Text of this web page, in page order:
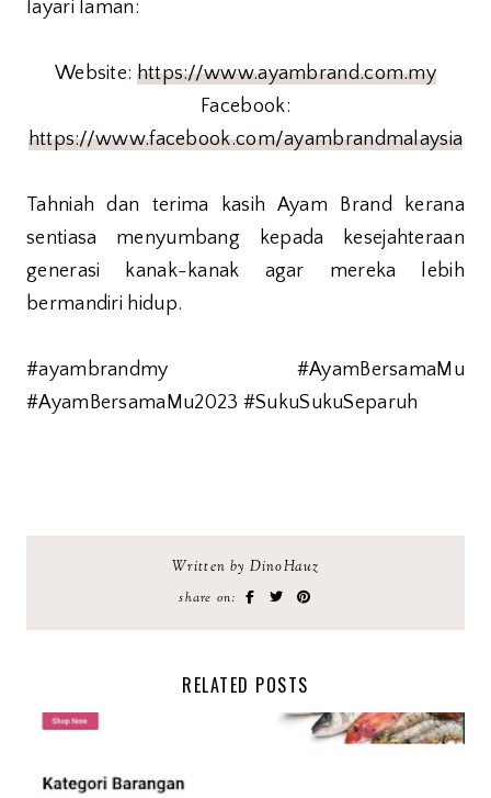
layari laman:
Website: https://www.ayambrand.com.my
Facebook:
https://www.facebook.com/ayambrandmalaysia
Tahniah dan terima kasih Ayam Brand kerana
sentiasa menyumbang kepada kesejahteraan
generasi kanak-kanak agar mereka lebih
bermandiri hidup.
#ayambrandmy #AyamBersamaMu
#AyamBersamaMu2023 #SukuSukuSeparuh
Written by DinoHauz
share on:
RELATED POSTS